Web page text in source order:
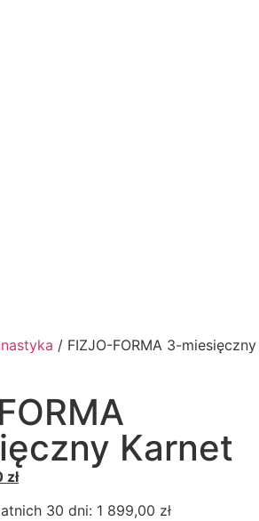
/ FIZJO-FORMA 3-miesięczny
Karnet
zł
30 dni: 1 899,00 zł